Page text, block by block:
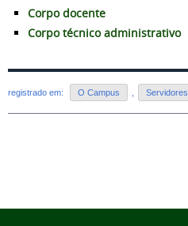
Corpo docente
Corpo técnico administrativo
registrado em: O Campus Servidores